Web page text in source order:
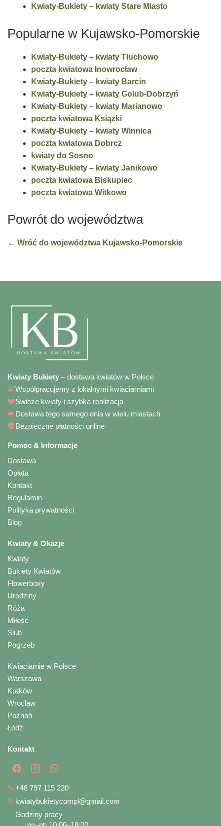
Kwiaty-Bukiety – kwiaty Stare Miasto
Popularne w Kujawsko-Pomorskie
Kwiaty-Bukiety – kwiaty Tłuchowo
poczta kwiatowa Inowrocław
Kwiaty-Bukiety – kwiaty Barcin
Kwiaty-Bukiety – kwiaty Golub-Dobrzyń
Kwiaty-Bukiety – kwiaty Marianowo
poczta kwiatowa Książki
Kwiaty-Bukiety – kwiaty Winnica
poczta kwiatowa Dobrcz
kwiaty do Sosno
Kwiaty-Bukiety – kwiaty Janikowo
poczta kwiatowa Biskupiec
poczta kwiatowa Witkowo
Powrót do województwa
← Wróć do województwa Kujawsko-Pomorskie
Kwiaty Bukiety – dostawa kwiatów w Polsce
Współpracujemy z lokalnymi kwiaciarniami
Świeże kwiaty i szybka realizacja
Dostawa tego samego dnia w wielu miastach
Bezpieczne płatności online
Pomoc & Informacje
Dostawa
Opłata
Kontakt
Regulamin
Polityka prywatności
Blog
Kwiaty & Okazje
Kwiaty
Bukiety Kwiatów
Flowerboxy
Urodziny
Róża
Miłość
Ślub
Pogrzeb
Kwiaciarnie w Polsce
Warszawa
Kraków
Wrocław
Poznań
Łódź
Kontakt
📞+48 797 115 220
✉ kwiatybukietycompl@gmail.com
Godziny pracy